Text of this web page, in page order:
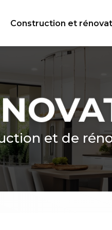
Construction et
Plomberie
Revêtement de sol
et de